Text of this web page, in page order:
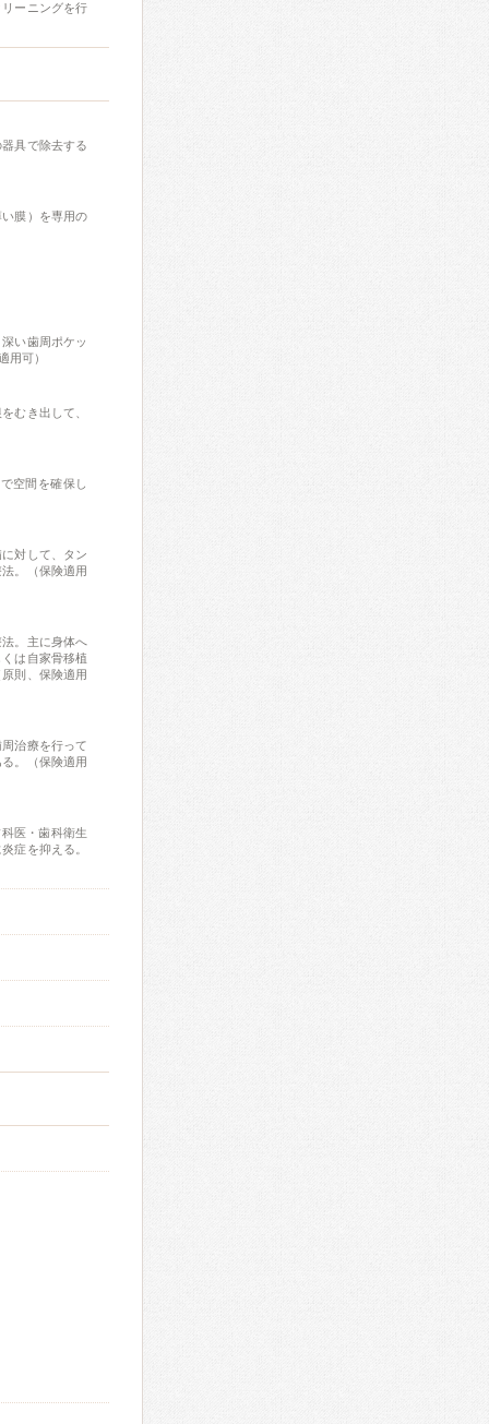
ーニングを行
具で除去する
膜）を専用の
い歯周ポケッ
用可）
むき出して、
空間を確保し
対して、タン
。（保険適用
。主に身体へ
は自家骨移植
則、保険適用
治療を行って
。（保険適用
医・歯科衛生
症を抑える。